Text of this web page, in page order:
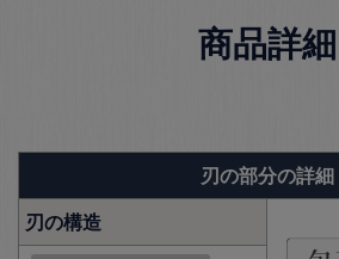
商品詳細
刃の部分の詳細
刃の構造